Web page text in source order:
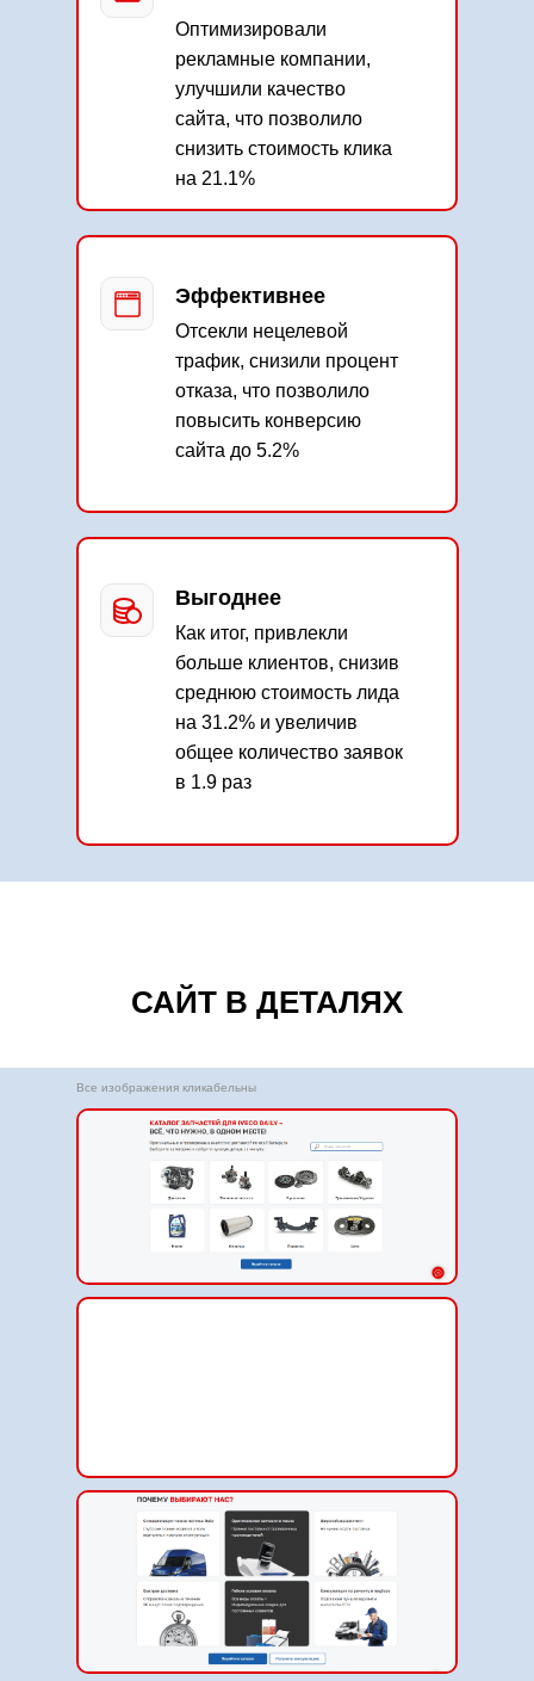
Эффективнее
Отсекли нецелевой
трафик, снизили процент
отказа, что позволило
повысить конверсию
сайта до 5.2%
Выгоднее
Как итог, привлекли
больше клиентов, снизив
среднюю стоимость лида
на 31.2% и увеличив
общее количество заявок
в 1.9 раз
Оптимизировали
рекламные компании,
улучшили качество
сайта, что позволило
снизить стоимость клика
на 21.1%
САЙТ В ДЕТАЛЯХ
Все изображения кликабельны